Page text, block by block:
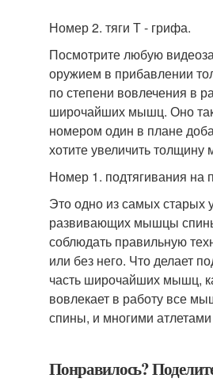
Номер 2. тяги Т - грифа.
Посмотрите любую
оружием в прибавлении
по степени вовлечения в
широчайших мышц. Оно
номером один в плане
хотите увеличить
Номер 1. подтягивания на
Это одно из самых старых
развивающих мышцы
соблюдать правильную
или без него. Что делает
часть широчайших мышц,
вовлекает в работу все
спины, и многими
Понравилось?